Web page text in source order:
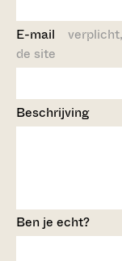
E-mail
de site
Beschrijving
Ben je echt?